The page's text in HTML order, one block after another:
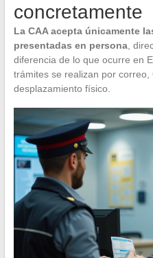
concretamente
La CAA acepta únicamente
presentadas en persona,
diferencia de lo que ocurre en
trámites se realizan por correo,
desplazamiento físico.